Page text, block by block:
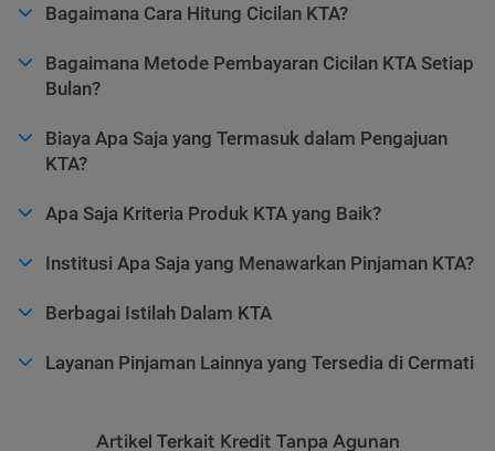
Bagaimana Cara Hitung Cicilan KTA?
Bagaimana Metode Pembayaran Cicilan KTA Setiap
Bulan?
Biaya Apa Saja yang Termasuk dalam Pengajuan
KTA?
Apa Saja Kriteria Produk KTA yang Baik?
Institusi Apa Saja yang Menawarkan Pinjaman KTA?
Berbagai Istilah Dalam KTA
Layanan Pinjaman Lainnya yang Tersedia di Cermati
Artikel Terkait Kredit Tanpa Agunan